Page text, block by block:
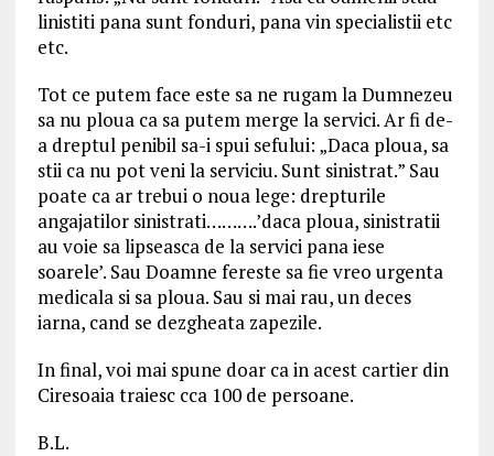
linistiti pana sunt fonduri, pana vin specialistii etc
etc.
Tot ce putem face este sa ne rugam la Dumnezeu
sa nu ploua ca sa putem merge la servici. Ar fi de-
a dreptul penibil sa-i spui sefului: „Daca ploua, sa
stii ca nu pot veni la serviciu. Sunt sinistrat.” Sau
poate ca ar trebui o noua lege: drepturile
angajatilor sinistrati……….’daca ploua, sinistratii
au voie sa lipseasca de la servici pana iese
soarele’. Sau Doamne fereste sa fie vreo urgenta
medicala si sa ploua. Sau si mai rau, un deces
iarna, cand se dezgheata zapezile.
In final, voi mai spune doar ca in acest cartier din
Ciresoaia traiesc cca 100 de persoane.
B.L.